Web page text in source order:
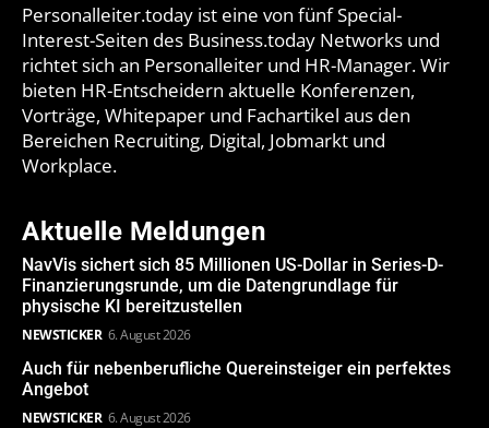
Personalleiter.today ist eine von fünf Special-
Interest-Seiten des Business.today Networks und
richtet sich an Personalleiter und HR-Manager. Wir
bieten HR-Entscheidern aktuelle Konferenzen,
Vorträge, Whitepaper und Fachartikel aus den
Bereichen Recruiting, Digital, Jobmarkt und
Workplace.
Aktuelle Meldungen
NavVis sichert sich 85 Millionen US-Dollar in Series-D-
Finanzierungsrunde, um die Datengrundlage für
physische KI bereitzustellen
NEWSTICKER 6. August 2026
Auch für nebenberufliche Quereinsteiger ein perfektes
Angebot
NEWSTICKER 6. August 2026